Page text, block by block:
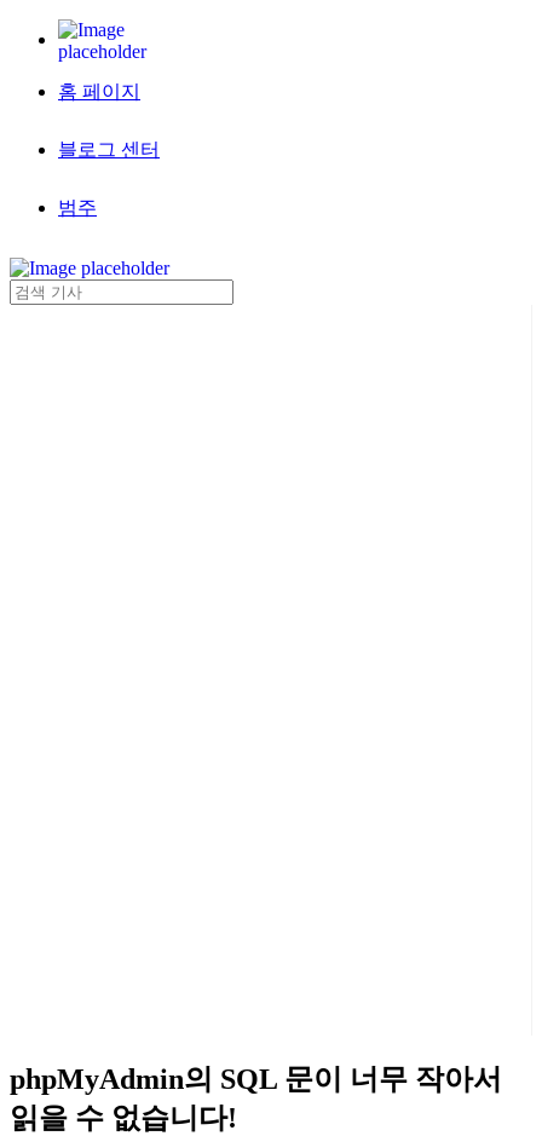
홈 페이지
블로그 센터
범주
phpMyAdmin의 SQL 문이 너무 작아서
읽을 수 없습니다!